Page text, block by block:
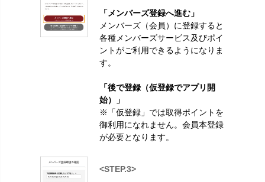
「メンバーズ登録へ進む」
メンバーズ（会員）に登録すると
各種メンバーズサービス及びポイ
ントがご利用できるようになりま
す。
「後で登録（仮登録でアプリ開
始）」
※「仮登録」では取得ポイントを
御利用になれません。会員本登録
が必要となります。
<STEP.3>